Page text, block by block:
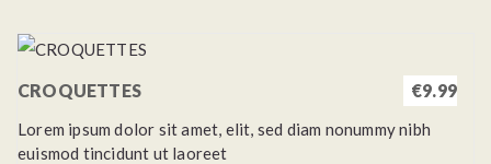
CROQUETTES €9.99
Lorem ipsum dolor sit amet, elit, sed diam nonummy nibh
euismod tincidunt ut laoreet